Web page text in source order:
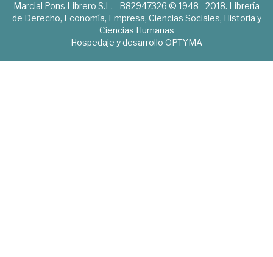
Marcial Pons Librero S.L. - B82947326 © 1948 - 2018. Librería
de Derecho, Economía, Empresa, Ciencias Sociales, Historia y
Ciencias Humanas
Hospedaje y desarrollo OPTYMA